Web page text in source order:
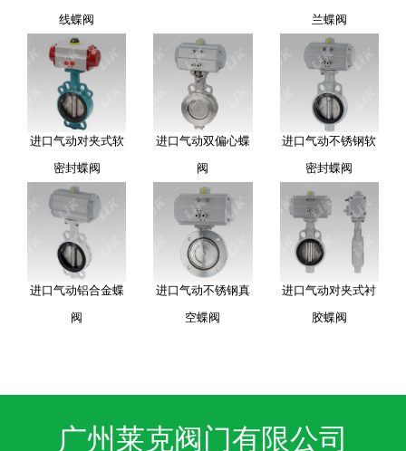
线蝶阀
兰蝶阀
进口气动对夹式软
密封蝶阀
进口气动双偏心蝶
阀
进口气动不锈钢软
密封蝶阀
进口气动铝合金蝶
阀
进口气动不锈钢真
空蝶阀
进口气动对夹式衬
胶蝶阀
广州莱克阀门有限公司